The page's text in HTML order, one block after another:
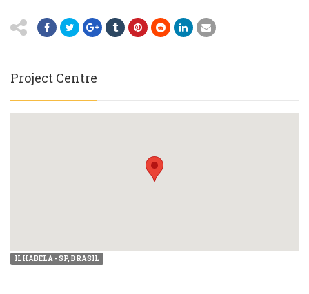
Project Centre
ILHABELA - SP, BRASIL